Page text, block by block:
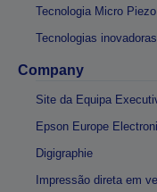
Tecnologia Micro Piezo
Tecnologias inovadoras
Company
Site da Equipa
Epson Europe
Digigraphie
Impressão direta em